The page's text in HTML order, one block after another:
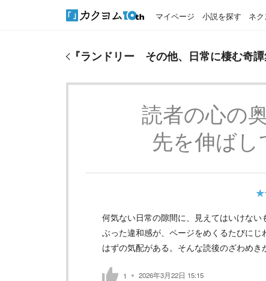
マイページ 小説を探す ネク
『ランドリー その他、日常に棲む奇
読者の心の
先を伸ば
何気ない日常の隙間に、見えてはいけな
ぶった違和感が、ページをめくるたびに
はずの気配がある。そんな読後のざわめき
1 2026年3月22日 15:15